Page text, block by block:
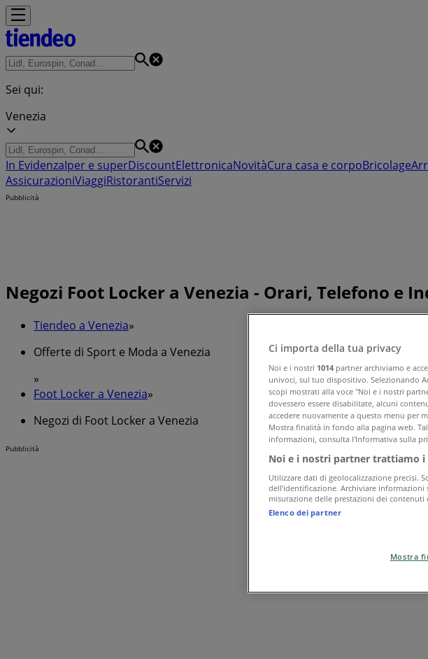
Sei qui:
Venezia
In EvidenzaIper e superDiscountElettronicaNovitàCura casa e corpoBricolage
AssicurazioniViaggiRistorantiServizi
Pubblicità
Negozi Foot Locker a Venezia - Orari, Telefono e
Tiendeo a Venezia»
Offerte di Sport e Moda a Venezia
»
Foot Locker a Venezia»
Negozi di Foot Locker a Venezia
Pubblicità
Ci importa della tua privacy
Noi e i nostri 1014 partner archiviamo e
univoci, sul tuo dispositivo. Selezionando
scopi mostrati alla voce "Noi e i nostri
dovessero essere disabilitate, alcuni
accedere nuovamente a questo menu per
Mostra finalità in fondo alla pagina web.
informazioni, consulta l'Informativa sulla
Noi e i nostri partner trattiamo
Utilizzare dati di geolocalizzazione precisi.
dell’identificazione. Archiviare
misurazione delle prestazioni dei
Elenco dei partner
Mostra